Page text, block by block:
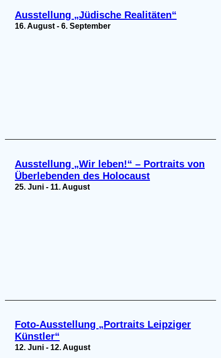
Ausstellung „Jüdische Realitäten“
16. August - 6. September
Ausstellung „Wir leben!“ – Portraits von
Überlebenden des Holocaust
25. Juni - 11. August
Foto-Ausstellung „Portraits Leipziger
Künstler“
12. Juni - 12. August